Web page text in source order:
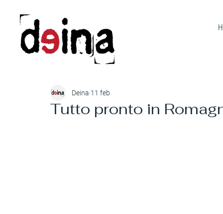
Tutto pronto in
Deina 11 feb